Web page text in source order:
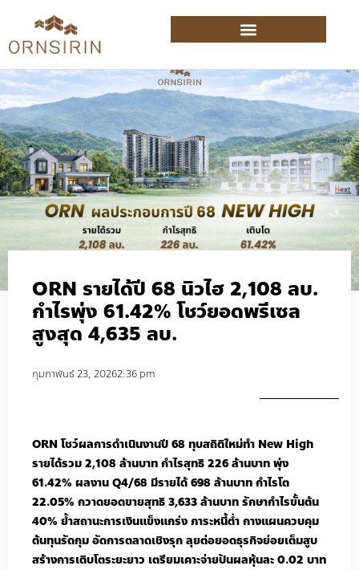
ORN รายได้ปี 68 นิวไฮ 2,108 ลบ.
กำไรพุ่ง 61.42% โชว์ยอดพรีเซล
สูงสุด 4,635 ลบ.
กุมภาพันธ์ 23, 20262:36 pm
ORNโชว์ผลการดำเนินงานปี68ทุบสถิติใหม่ทำ New High
รายได้รวม2,108ล้านบาทกำไรสุทธิ226ล้านบาทพุ่ง
61.42% ผลงานQ4/68มีรายได้698ล้านบาทกำไรโต
22.05% กวาดยอดขายสุทธิ3,633ล้านบาทรักษากำไรขั้นต้น
40% ย้ำสถานะการเงินแข็งแกร่งภาระหนี้ต่ำกางแผนควบคุม
ต้นทุนรัดกุมอัดการตลาดเชิงรุกลุยต่อยอดธุรกิจย่อยเต็มสูบ
สร้างการเติบโตระยะยาว เตรียมเคาะจ่ายปันผลหุ้นละ0.02 บาท